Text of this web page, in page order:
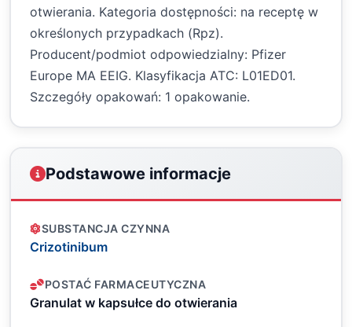
otwierania. Kategoria dostępności: na receptę w
określonych przypadkach (Rpz).
Producent/podmiot odpowiedzialny: Pfizer
Europe MA EEIG. Klasyfikacja ATC: L01ED01.
Szczegóły opakowań: 1 opakowanie.
Podstawowe informacje
SUBSTANCJA CZYNNA
Crizotinibum
POSTAĆ FARMACEUTYCZNA
Granulat w kapsułce do otwierania